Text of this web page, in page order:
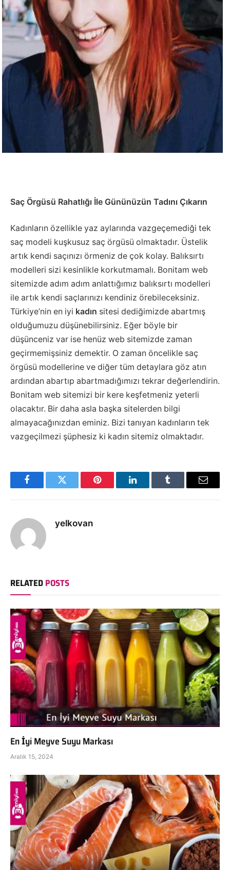
Saç Örgüsü Rahatlığı İle Gününüzün Tadını Çıkarın
Kadınların özellikle yaz aylarında vazgeçemediği tek
saç modeli kuşkusuz saç örgüsü olmaktadır. Üstelik
artık kendi saçınızı örmeniz de çok kolay. Balıksırtı
modelleri sizi kesinlikle korkutmamalı. Bonitam web
sitemizde adım adım anlattığımız balıksırtı modelleri
ile artık kendi saçlarınızı kendiniz örebileceksiniz.
Türkiye’nin en iyi kadın sitesi dediğimizde abartmış
olduğumuzu düşünebilirsiniz. Eğer böyle bir
düşünceniz var ise henüz web sitemizde zaman
geçirmemişsiniz demektir. O zaman öncelikle saç
örgüsü modellerine ve diğer tüm detaylara göz atın
ardından abartıp abartmadığımızı tekrar değerlendirin.
Bonitam web sitemizi bir kere keşfetmeniz yeterli
olacaktır. Bir daha asla başka sitelerden bilgi
almayacağınızdan eminiz. Bizi tanıyan kadınların tek
vazgeçilmezi şüphesiz ki kadın sitemiz olmaktadır.
FacebookTwitter Pinterest LinkedInTumblr Email
yelkovan
RELATEDPOSTS
En İyi Meyve Suyu Markası
Aralık 15, 2024